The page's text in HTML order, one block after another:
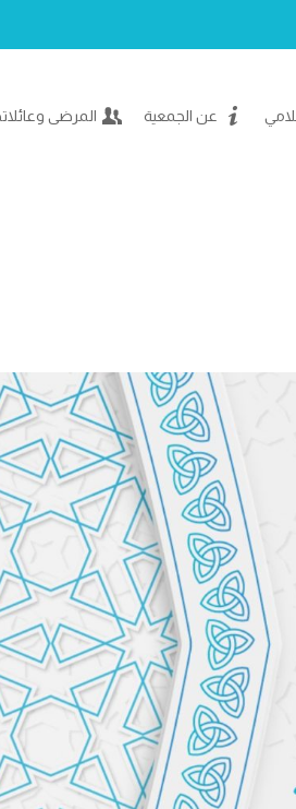
عن الجمعية المرضى